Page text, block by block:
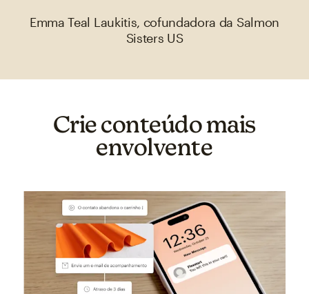
Emma Teal Laukitis, cofundadora da Salmon
Sisters US
Crie conteúdo mais
envolvente